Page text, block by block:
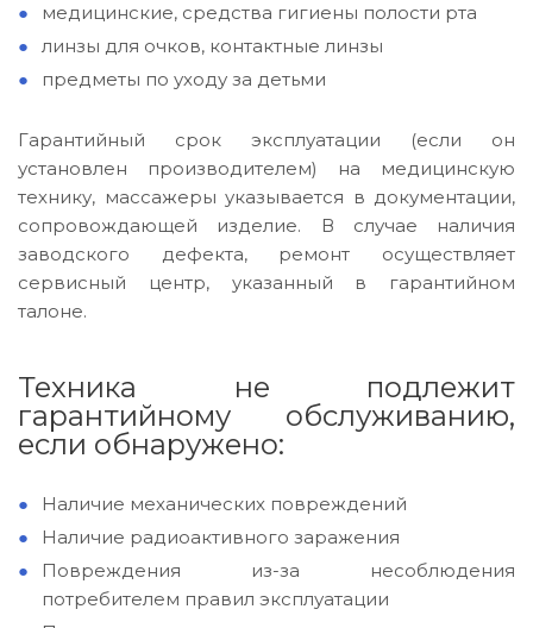
медицинские, средства гигиены полости рта
линзы для очков, контактные линзы
предметы по уходу за детьми
Гарантийный срок эксплуатации (если он
установлен производителем) на медицинскую
технику, массажеры указывается в документации,
сопровождающей изделие. В случае наличия
заводского дефекта, ремонт осуществляет
сервисный центр, указанный в гарантийном
талоне.
Техника не подлежит
гарантийному обслуживанию,
если обнаружено:
Наличие механических повреждений
Наличие радиоактивного заражения
Повреждения из-за несоблюдения
потребителем правил эксплуатации